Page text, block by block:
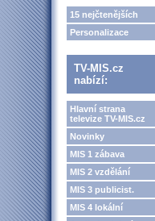
15 nejčtenějších
Personalizace
TV-MIS.cz
nabízí:
Hlavní strana
televize TV-MIS.cz
Novinky
MIS 1 zábava
MIS 2 vzdělání
MIS 3 publicist.
MIS 4 lokální